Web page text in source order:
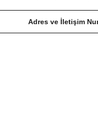
Adres ve İletişim